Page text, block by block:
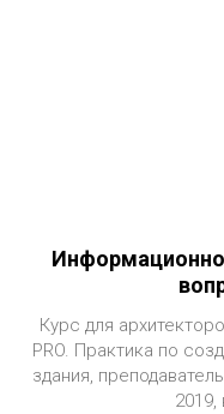
Курс для
PRO. Практика по
здания,